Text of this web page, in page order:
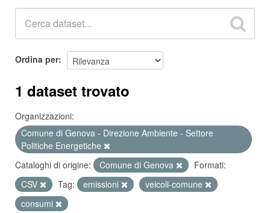
Ordina per
1 dataset trovato
Organizzazioni:
Comune di Genova - Direzione Ambiente - Settore
Politiche Energetiche
Cataloghi di origine:
Comune di Genova
Formati:
CSV
Tag: emissioni
veicoli-comune
consumi